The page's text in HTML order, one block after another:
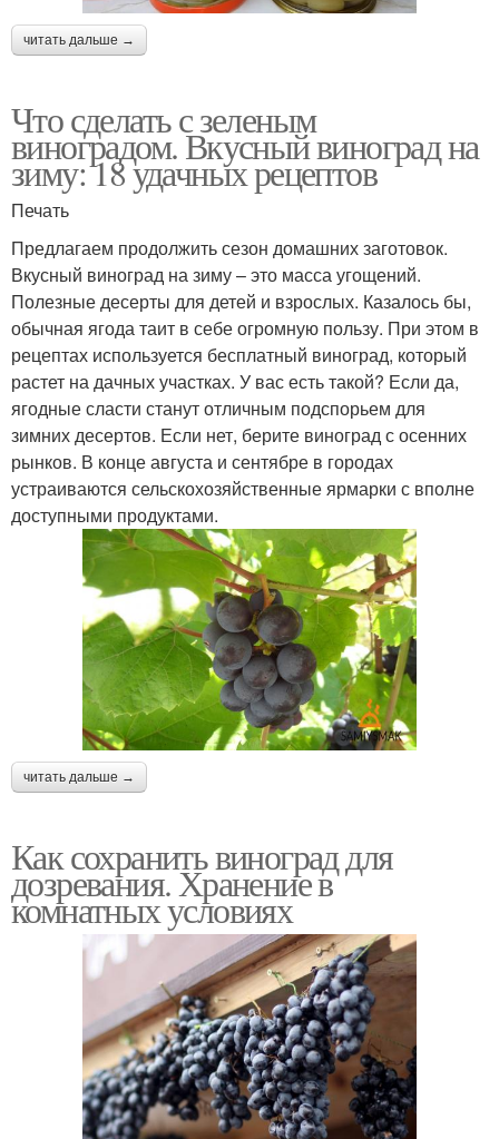
читать дальше →
Что сделать с зеленым
виноградом. Вкусный виноград на
зиму: 18 удачных рецептов
Печать
Предлагаем продолжить сезон домашних заготовок.
Вкусный виноград на зиму – это масса угощений.
Полезные десерты для детей и взрослых. Казалось бы,
обычная ягода таит в себе огромную пользу. При этом в
рецептах используется бесплатный виноград, который
растет на дачных участках. У вас есть такой? Если да,
ягодные сласти станут отличным подспорьем для
зимних десертов. Если нет, берите виноград с осенних
рынков. В конце августа и сентябре в городах
устраиваются сельскохозяйственные ярмарки с вполне
доступными продуктами.
читать дальше →
Как сохранить виноград для
дозревания. Хранение в
комнатных условиях